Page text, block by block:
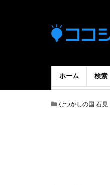
ホーム 検索
なつかしの国 石